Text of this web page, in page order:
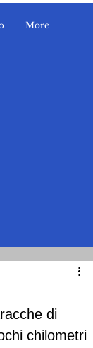
More
di
chilometri